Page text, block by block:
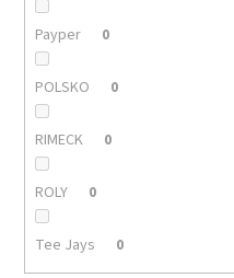
Payper 0
POLSKO 0
RIMECK 0
ROLY 0
Tee Jays 0